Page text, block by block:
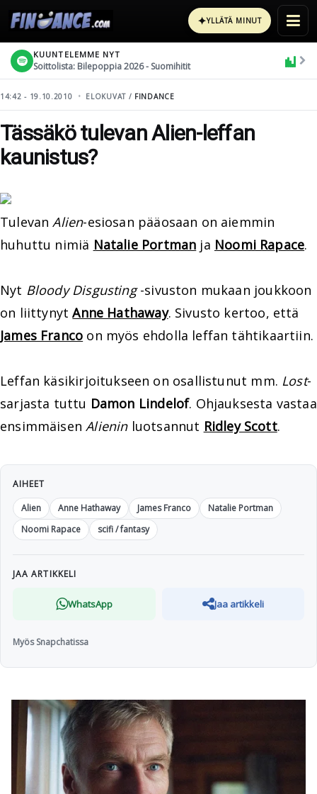
✦YLLÄTÄ MINUT
KUUNTELEMME NYT
Soittolista: Bilepoppia 2026 - Suomihitit
14:42 - 19.10.2010 ELOKUVAT / FINDANCE
Tässäkö tulevan Alien-leffan
kaunistus?
TulevanAlien-esiosan pääosaan on aiemmin
huhuttu nimiä Natalie Portman ja Noomi Rapace.
Nyt Bloody Disgusting-sivuston mukaan joukkoon
on liittynytAnne Hathaway. Sivusto kertoo, että
James Franco on myös ehdolla leffan tähtikaartiin.
Leffan käsikirjoitukseen on osallistunut mm. Lost-
sarjasta tuttu Damon Lindelof. Ohjauksesta vastaa
ensimmäisenAlieninluotsannut Ridley Scott.
AIHEET
Alien
Anne Hathaway James Franco
Natalie Portman
Noomi Rapace
scifi / fantasy
JAA ARTIKKELI
WhatsApp Jaa artikkeli
Myös Snapchatissa